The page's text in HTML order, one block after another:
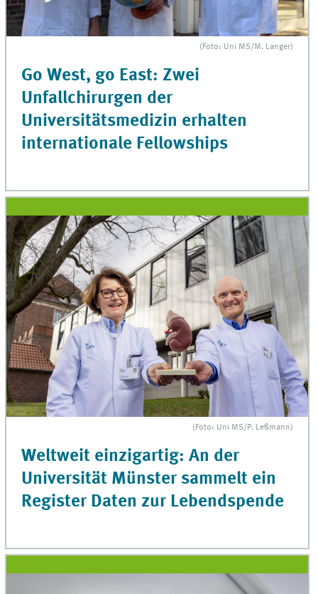
(Foto: Uni MS/M. Langer)
Go West, go East: Zwei
Unfallchirurgen der
Universitätsmedizin erhalten
internationale Fellowships
(Foto: Uni MS/P. Leßmann)
Weltweit einzigartig: An der
Universität Münster sammelt ein
Register Daten zur Lebendspende